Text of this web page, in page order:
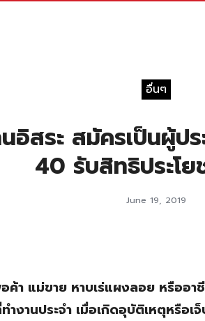
อื่นๆ
อิสระ สมัครเป็นผู้
40 รับสิทธิประโ
June 19, 2019
ค้า แม่ขาย หาบเร่แผงลอย หรืออา
งานประจำ เมื่อเกิดอุบัติเหตุหรือ